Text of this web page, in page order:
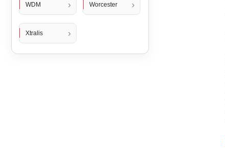
WDM Worcester
Xtralis